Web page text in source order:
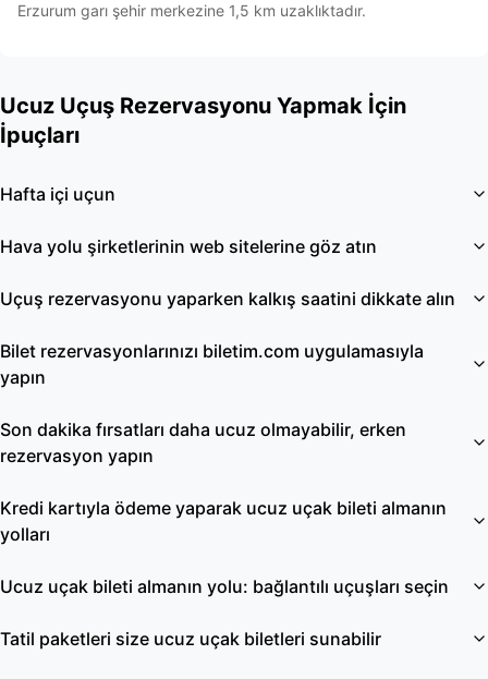
Erzurum garı şehir merkezine 1,5 km uzaklıktadır.
Ucuz Uçuş Rezervasyonu Yapmak İçin
İpuçları
Hafta içi uçun
Hava yolu şirketlerinin web sitelerine göz atın
Uçuş rezervasyonu yaparken kalkış saatini dikkate alın
Bilet rezervasyonlarınızı biletim.com uygulamasıyla
yapın
Son dakika fırsatları daha ucuz olmayabilir, erken
rezervasyon yapın
Kredi kartıyla ödeme yaparak ucuz uçak bileti almanın
yolları
Ucuz uçak bileti almanın yolu: bağlantılı uçuşları seçin
Tatil paketleri size ucuz uçak biletleri sunabilir